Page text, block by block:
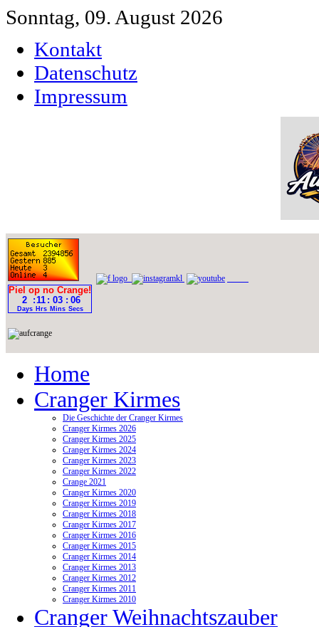
Sonntag, 09. August 2026
Kontakt
Datenschutz
Impressum
Home
Cranger Kirmes
Die Geschichte der Cranger Kirmes
Cranger Kirmes 2026
Cranger Kirmes 2025
Cranger Kirmes 2024
Cranger Kirmes 2023
Cranger Kirmes 2022
Crange 2021
Cranger Kirmes 2020
Cranger Kirmes 2019
Cranger Kirmes 2018
Cranger Kirmes 2017
Cranger Kirmes 2016
Cranger Kirmes 2015
Cranger Kirmes 2014
Cranger Kirmes 2013
Cranger Kirmes 2012
Cranger Kirmes 2011
Cranger Kirmes 2010
Cranger Weihnachtszauber